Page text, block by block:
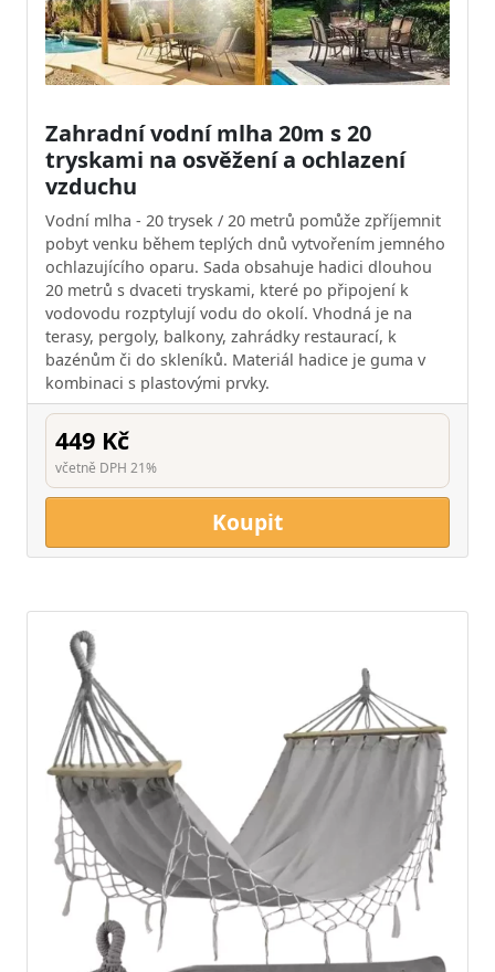
Zahradní vodní mlha 20m s 20
tryskami na osvěžení a ochlazení
vzduchu
Vodní mlha - 20 trysek / 20 metrů pomůže zpříjemnit
pobyt venku během teplých dnů vytvořením jemného
ochlazujícího oparu. Sada obsahuje hadici dlouhou
20 metrů s dvaceti tryskami, které po připojení k
vodovodu rozptylují vodu do okolí. Vhodná je na
terasy, pergoly, balkony, zahrádky restaurací, k
bazénům či do skleníků. Materiál hadice je guma v
kombinaci s plastovými prvky.
449 Kč
včetně DPH 21%
Koupit